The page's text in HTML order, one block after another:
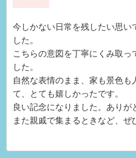
今しかない日常を残したい思い
した。
こちらの意図を丁寧にくみ取っ
した。
自然な表情のまま、家も景色
て、とても嬉しかったです。
良い記念になりました。ありが
また親戚で集まるときなど、ぜ